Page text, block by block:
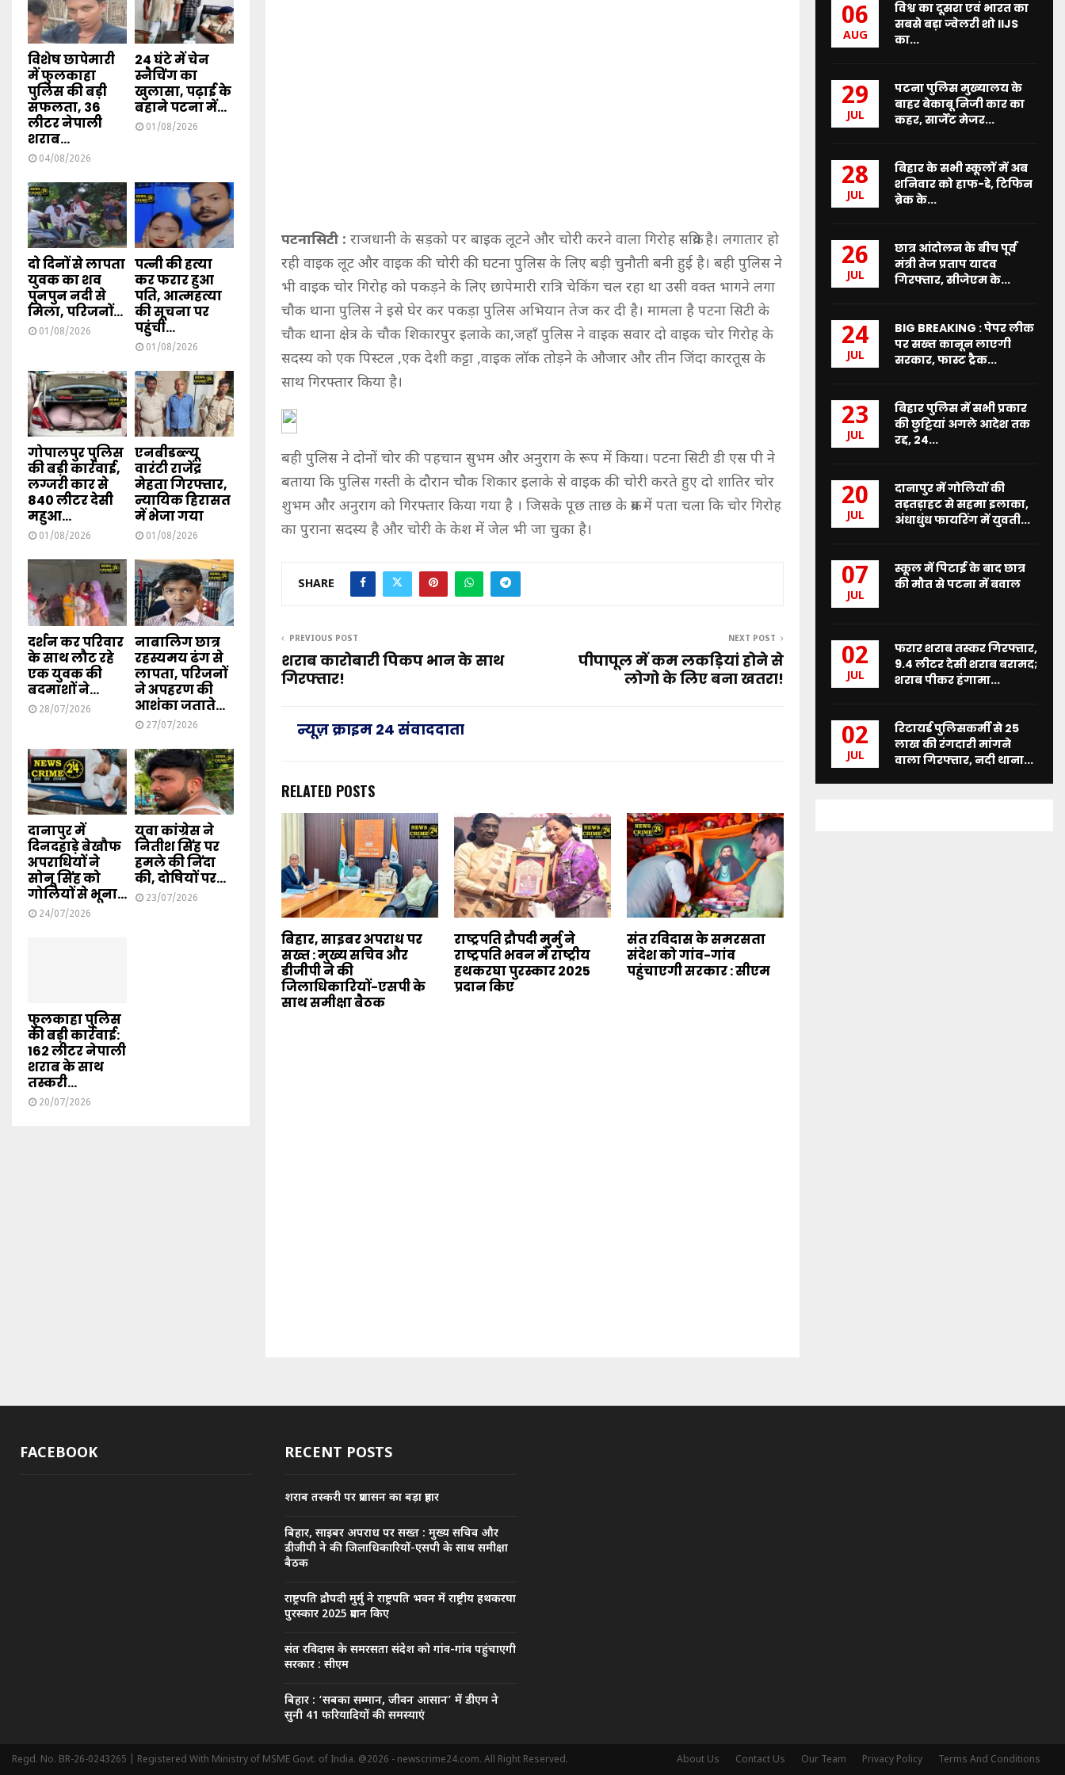
पटनासिटी : राजधानी के सड़को पर बाइक लूटने और चोरी करने वाला गिरोह सक्रिय है। लगातार हो
रही वाइक लूट और वाइक की चोरी की घटना पुलिस के लिए बड़ी चुनौती बनी हुई है। बही पुलिस ने
भी वाइक चोर गिरोह को पकड़ने के लिए छापेमारी रात्रि चेकिंग चल रहा था उसी वक्त भागने लगा
चौक थाना पुलिस ने इसे घेर कर पकड़ा पुलिस अभियान तेज कर दी है। मामला है पटना सिटी के
चौक थाना क्षेत्र के चौक शिकारपुर इलाके का,जहाँ पुलिस ने वाइक सवार दो वाइक चोर गिरोह के
सदस्य को एक पिस्टल ,एक देशी कट्टा ,वाइक लॉक तोड़ने के औजार और तीन जिंदा कारतूस के
साथ गिरफ्तार किया है।
बही पुलिस ने दोनों चोर की पहचान सुभम और अनुराग के रूप में किया। पटना सिटी डी एस पी ने
बताया कि पुलिस गस्ती के दौरान चौक शिकार इलाके से वाइक की चोरी करते हुए दो शातिर चोर
शुभम और अनुराग को गिरफ्तार किया गया है । जिसके पूछ ताछ के क्रम में पता चला कि चोर गिरोह
का पुराना सदस्य है और चोरी के केश में जेल भी जा चुका है।
SHARE
PREVIOUS POST
शराब कारोबारी पिकप भान के साथ
गिरफ्तार!
NEXT POST
पीपापूल में कम लकड़ियां होने से
लोगो के लिए बना खतरा!
न्यूज़ क्राइम 24 संवाददाता
RELATED POSTS
बिहार, साइबर अपराध पर
सख्त : मुख्य सचिव और
डीजीपी ने की
जिलाधिकारियों-एसपी के
साथ समीक्षा बैठक
राष्ट्रपति द्रौपदी मुर्मु ने
राष्ट्रपति भवन में राष्ट्रीय
हथकरघा पुरस्कार 2025
प्रदान किए
संत रविदास के समरसता
संदेश को गांव-गांव
पहुंचाएगी सरकार : सीएम
विशेष छापेमारी
में फुलकाहा
पुलिस की बड़ी
सफलता, 36
लीटर नेपाली
शराब...
04/08/2026
24 घंटे में चेन
स्नैचिंग का
खुलासा, पढ़ाई के
बहाने पटना में...
01/08/2026
दो दिनों से लापता
युवक का शव
पुनपुन नदी से
मिला, परिजनों...
01/08/2026
पत्नी की हत्या
कर फरार हुआ
पति, आत्महत्या
की सूचना पर
पहुंची...
01/08/2026
गोपालपुर पुलिस
की बड़ी कार्रवाई,
लग्जरी कार से
840 लीटर देसी
महुआ...
01/08/2026
एनबीडब्ल्यू
वारंटी राजेंद्र
मेहता गिरफ्तार,
न्यायिक हिरासत
में भेजा गया
01/08/2026
दर्शन कर परिवार
के साथ लौट रहे
एक युवक की
बदमाशों ने...
28/07/2026
नाबालिग छात्र
रहस्यमय ढंग से
लापता, परिजनों
ने अपहरण की
आशंका जताते...
27/07/2026
दानापुर में
दिनदहाड़े बेखौफ
अपराधियों ने
सोनू सिंह को
गोलियों से भूना...
24/07/2026
युवा कांग्रेस ने
नितीश सिंह पर
हमले की निंदा
की, दोषियों पर...
23/07/2026
फुलकाहा पुलिस
की बड़ी कार्रवाई:
162 लीटर नेपाली
शराब के साथ
तस्करी...
20/07/2026
06
AUG
विश्व का दूसरा एवं भारत का
सबसे बड़ा ज्वेलरी शो IIJS
का...
29
JUL
पटना पुलिस मुख्यालय के
बाहर बेकाबू निजी कार का
कहर, सार्जेंट मेजर...
28
JUL
बिहार के सभी स्कूलों में अब
शनिवार को हाफ-डे, टिफिन
ब्रेक के...
26
JUL
छात्र आंदोलन के बीच पूर्व
मंत्री तेज प्रताप यादव
गिरफ्तार, सीजेएम के...
24
JUL
BIG BREAKING : पेपर लीक
पर सख्त कानून लाएगी
सरकार, फास्ट ट्रैक...
23
JUL
बिहार पुलिस में सभी प्रकार
की छुट्टियां अगले आदेश तक
रद्द, 24...
20
JUL
दानापुर में गोलियों की
तड़तड़ाहट से सहमा इलाका,
अंधाधुंध फायरिंग में युवती...
07
JUL
स्कूल में पिटाई के बाद छात्र
की मौत से पटना में बवाल
02
JUL
फरार शराब तस्कर गिरफ्तार,
9.4 लीटर देसी शराब बरामद;
शराब पीकर हंगामा...
02
JUL
रिटायर्ड पुलिसकर्मी से 25
लाख की रंगदारी मांगने
वाला गिरफ्तार, नदी थाना...
FACEBOOK RECENT POSTS
शराब तस्करी पर प्रशासन का बड़ा प्रहार
बिहार, साइबर अपराध पर सख्त : मुख्य सचिव और
डीजीपी ने की जिलाधिकारियों-एसपी के साथ समीक्षा
बैठक
राष्ट्रपति द्रौपदी मुर्मु ने राष्ट्रपति भवन में राष्ट्रीय हथकरघा
पुरस्कार 2025 प्रदान किए
संत रविदास के समरसता संदेश को गांव-गांव पहुंचाएगी
सरकार : सीएम
बिहार : ‘सबका सम्मान, जीवन आसान’ में डीएम ने
सुनी 41 फरियादियों की समस्याएं
Regd. No. BR-26-0243265 | Registered With Ministry of MSME Govt. of India. @2026 - newscrime24.com. All Right Reserved. About Us Contact Us Our Team Privacy Policy Terms And Conditions